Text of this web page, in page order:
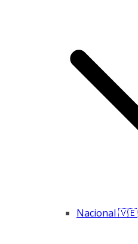
Nacional 🇻🇪